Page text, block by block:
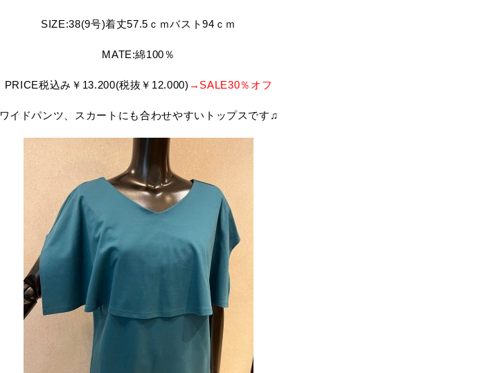
SIZE:38(9号)着丈57.5ｃｍバスト94ｃｍ
MATE:綿100％
PRICE税込み￥13.200(税抜￥12.000) →SALE30％オフ
ワイドパンツ、スカートにも合わせやすいトップスです♫